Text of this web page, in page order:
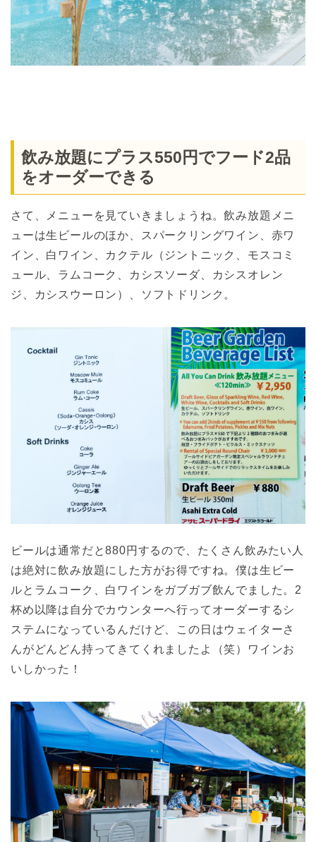
飲み放題にプラス550円でフード2品
をオーダーできる
さて、メニューを見ていきましょうね。飲み放題メニ
ューは生ビールのほか、スパークリングワイン、赤ワ
イン、白ワイン、カクテル（ジントニック、モスコミ
ュール、ラムコーク、カシスソーダ、カシスオレン
ジ、カシスウーロン）、ソフトドリンク。
ビールは通常だと880円するので、たくさん飲みたい人
は絶対に飲み放題にした方がお得ですね。僕は生ビー
ルとラムコーク、白ワインをガブガブ飲んでました。2
杯め以降は自分でカウンターへ行ってオーダーするシ
ステムになっているんだけど、この日はウェイターさ
んがどんどん持ってきてくれましたよ（笑）ワインお
いしかった！